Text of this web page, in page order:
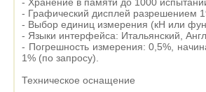
- Графический дисплей разрешением
- Выбор единиц измерения (кН или
- Языки интерфейса: Итальянский,
- Погрешность измерения: 0,5%,
1% (по запросу).
Техническое оснащение